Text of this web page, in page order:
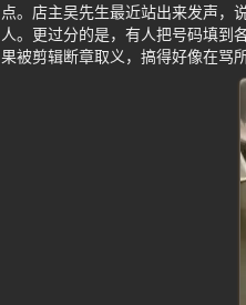
点。店主吴先生最近站出来发声，
人。更过分的是，有人把号码填到
果被剪辑断章取义，搞得好像在骂